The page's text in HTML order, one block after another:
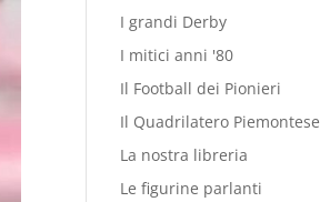
I grandi Derby
I mitici anni '80
Il Football dei Pionieri
Il Quadrilatero Piemontese
La nostra libreria
Le figurine parlanti